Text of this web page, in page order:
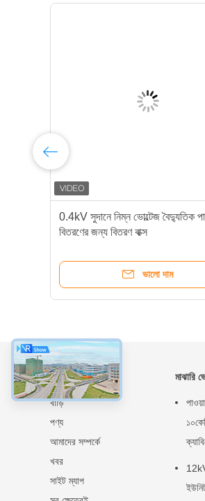
0.4kV সুদানে নিম্ন ভোল্টেজ বৈদ্যুতিক
বিতরণের জন্য বিতরণ বাক্স
ভালো দাম
সম্বন্ধে
বাড়ি
পণ্য
আমাদের সম্পর্কে
খবর
সাইট ম্যাপ
মাঝারি